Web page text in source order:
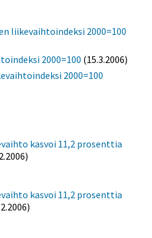
liikevaihtoindeksi 2000=100
2000=100 (15.3.2006)
2000=100
kasvoi 11,2 prosenttia
kasvoi 11,2 prosenttia